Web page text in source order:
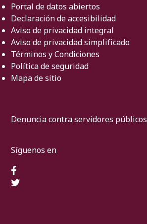
Portal de datos abiertos
Declaración de accesibilidad
Aviso de privacidad integral
Aviso de privacidad simplificado
Términos y Condiciones
Política de seguridad
Mapa de sitio
Denuncia contra servidores públicos
Síguenos en